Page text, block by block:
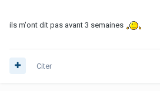
ils m'ont dit pas avant 3 semaines
Citer